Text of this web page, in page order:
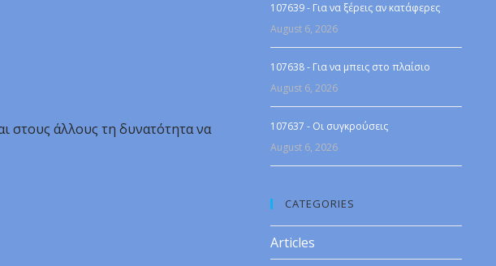
στους άλλους τη δυνατότητα να
107639 - Για να ξέρεις αν κατάφερες
August 6, 2026
107638 - Για να μπεις στο πλαίσιο
August 6, 2026
107637 - Οι συγκρούσεις
August 6, 2026
CATEGORIES
Articles